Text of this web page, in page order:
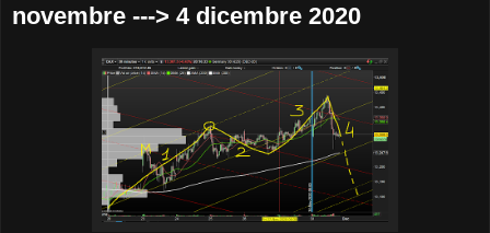
novembre ---> 4 dicembre 2020